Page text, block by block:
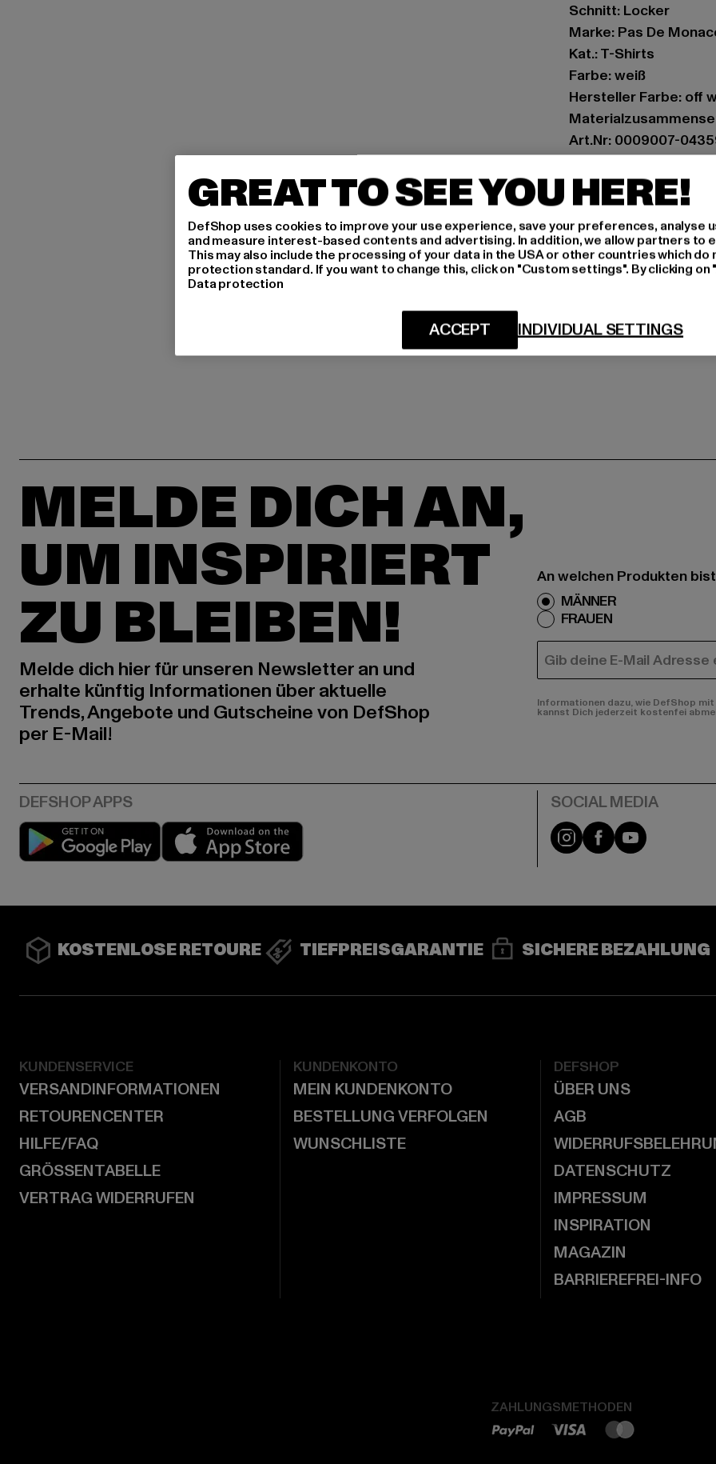
Schnitt: Locker
Marke: Pas De
Kat.: T-Shirts
Farbe: weiß
Hersteller Farbe: off
Art.Nr: 0009007-
Hersteller: Zabou
Shelley Road,
GRÖSSE
LIEFERUNG &
MELDE DICH AN,
UM INSPIRIERT
ZU BLEIBEN!
Melde dich hier für unseren Newsletter an und
erhalte künftig Informationen über aktuelle
Trends, Angebote und Gutscheine von DefShop
per E-Mail!
An welchen Produkten
MÄNNER
FRAUEN
E-MAIL
Informationen dazu, wie DefShop
kannst Dich jederzeit kostenfei
Play market Instagram
FacebookYouTube
KOSTENLOSE RETOURE TIEFPREISGARANTIE SICHERE BEZAHLUNG
KUNDENSERVICE
VERSANDINFORMATIONEN
RETOURENCENTER
HILFE/FAQ
GRÖSSENTABELLE
VERTRAG WIDERRUFEN
KUNDENKONTO
MEIN KUNDENKONTO
BESTELLUNG VERFOLGEN
WUNSCHLISTE
DEFSHOP
ÜBER UNS
AGB
DATENSCHUTZ
IMPRESSUM
INSPIRATION
MAGAZIN
BARRIEREFREI-INFO
ZAHLUNGSMETHODEN
GREAT TO SEE YOU HERE!
DefShop uses cookies to improve your use experience, save your preferences, analyse
and measure interest-based contents and advertising. In addition, we allow partners to
This may also include the processing of your data in the USA or other countries which do
protection standard. If you want to change this, click on "Custom settings". By clicking
Data protection
INDIVIDUAL SETTINGS
ACCEPT